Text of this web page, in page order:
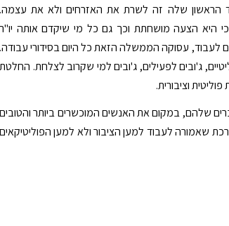
שלה זה לשרת את האזרחים ולא את עצמה.
היא הצעה מושחתת וכך גם כל מי שיקדם אותה יו"ר
לעבוד, עסוקה הממשלה הזאת כל היום בסידורי עבודה.
ג'ובים לפעילים, ג'ובים למי שקרוב לצלחת. החלטת
וציבורית.
שלהם, במקום את האנשים המוכשרים ביותר והטובים
שאמורה לעבוד למען הציבור ולא למען הפוליטיקאים